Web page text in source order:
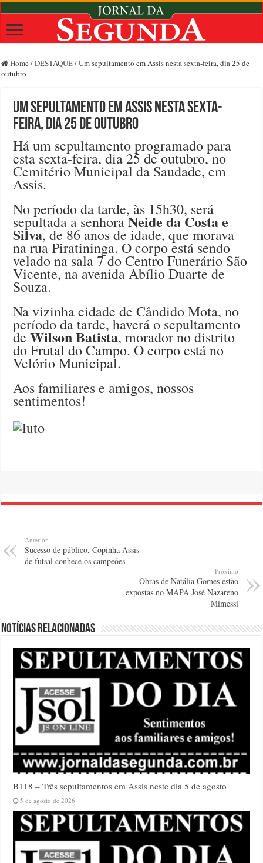
Home /DESTAQUE/Um sepultamento em Assis nesta sexta-feira, dia 25 de
outubro
Um sepultamento em Assis nesta sexta-
feira, dia 25 de outubro
Há um sepultamento programado para
esta sexta-feira, dia 25 de outubro, no
Cemitério Municipal da Saudade, em
Assis.
No período da tarde, às 15h30, será
sepultada a senhoraNeide da Costa e
Silva, de 86 anos de idade, que morava
na rua Piratininga. O corpo está sendo
velado na sala 7 do Centro Funerário São
Vicente, na avenida Abílio Duarte de
Souza.
Na vizinha cidade de Cândido Mota, no
período da tarde, haverá o sepultamento
deWilson Batista, morador no distrito
do Frutal do Campo. O corpo está no
Velório Municipal.
Aos familiares e amigos, nossos
sentimentos!
Anterior
Sucesso de público, Copinha Assis
de futsal conhece os campeões
Próximo
Obras de Natália Gomes estão
expostas no MAPA José Nazareno
Mimessi
Notícias relacionadas
B118 – Três sepultamentos em Assis neste dia 5 de agosto
5 de agosto de 2026